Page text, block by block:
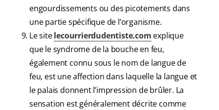
engourdissements ou des picotements dans
une partie spécifique de l’organisme.
Le sitelecourrierdudentiste.com explique
que le syndrome de la bouche en feu,
également connu sous le nom de langue de
feu, est une affection dans laquelle la langue et
le palais donnent l’impression de brûler. La
sensation est généralement décrite comme